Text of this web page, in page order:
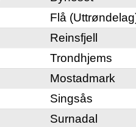
Flå
Reinsfjell
Trondhjems
Mostadmark
Singsås
Surnadal